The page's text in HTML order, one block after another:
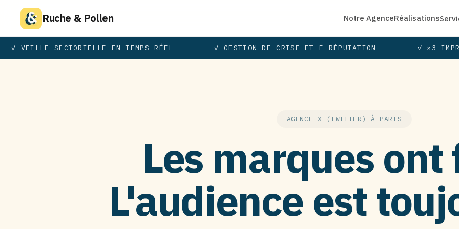
Ruche & Pollen Notre AgenceRéalisations
✓ VEILLE SECTORIELLE EN TEMPS RÉEL ✓ GESTION DE CRISE ET E-RÉPUTATION ✓ ×3
AGENCE X (TWITTER) À PARIS
Les marques ont
L'audience est